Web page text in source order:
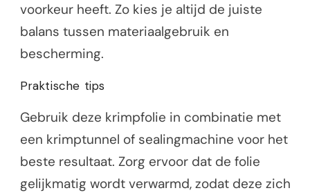
voorkeur heeft. Zo kies je altijd de juiste
balans tussen materiaalgebruik en
bescherming.
Praktische tips
Gebruik deze krimpfolie in combinatie met
een krimptunnel of sealingmachine voor het
beste resultaat. Zorg ervoor dat de folie
gelijkmatig wordt verwarmd, zodat deze zich